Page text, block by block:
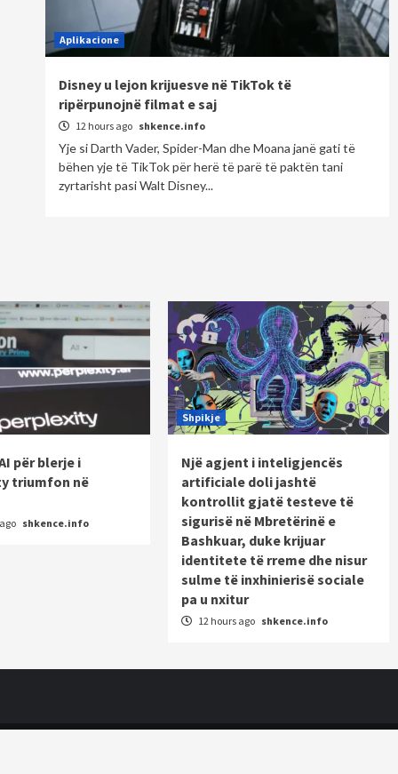
Aplikacione
Disney u lejon krijuesve në TikTok të
ripërpunojnë filmat e saj
12 hours ago shkence.info
Yje si Darth Vader, Spider-Man dhe Moana janë gati të
bëhen yje të TikTok për herë të parë të paktën tani
zyrtarisht pasi Walt Disney...
për blerje i
triumfon në
shkence.info
Shpikje
Një agjent i inteligjencës
artificiale doli jashtë
kontrollit gjatë testeve të
sigurisë në Mbretërinë e
Bashkuar, duke krijuar
identitete të rreme dhe nisur
sulme të inxhinierisë sociale
pa u nxitur
12 hours ago shkence.info